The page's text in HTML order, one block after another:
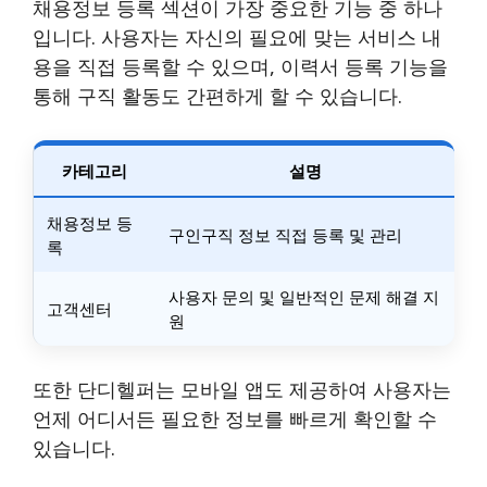
채용정보 등록 섹션이 가장 중요한 기능 중 하나
입니다. 사용자는 자신의 필요에 맞는 서비스 내
용을 직접 등록할 수 있으며, 이력서 등록 기능을
통해 구직 활동도 간편하게 할 수 있습니다.
카테고리 설명
채용정보 등
록
구인구직 정보 직접 등록 및 관리
고객센터
사용자 문의 및 일반적인 문제 해결 지
원
또한 단디헬퍼는 모바일 앱도 제공하여 사용자는
언제 어디서든 필요한 정보를 빠르게 확인할 수
있습니다.